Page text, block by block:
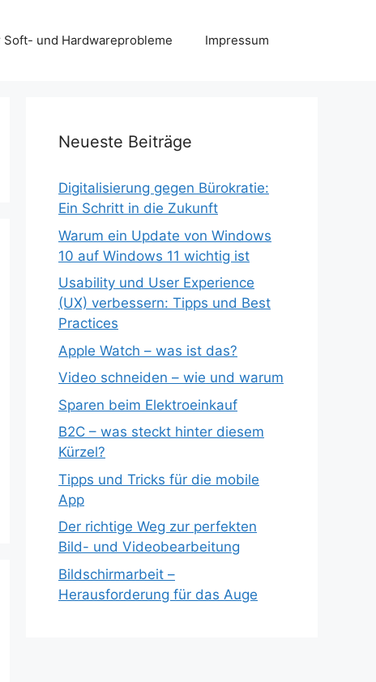
Soft- und Hardwareprobleme Impressum
Neueste Beiträge
Digitalisierung gegen Bürokratie:
Ein Schritt in die Zukunft
Warum ein Update von Windows
10 auf Windows 11 wichtig ist
Usability und User Experience
(UX) verbessern: Tipps und Best
Practices
Apple Watch – was ist das?
Video schneiden – wie und warum
Sparen beim Elektroeinkauf
B2C – was steckt hinter diesem
Kürzel?
Tipps und Tricks für die mobile
App
Der richtige Weg zur perfekten
Bild- und Videobearbeitung
Bildschirmarbeit –
Herausforderung für das Auge